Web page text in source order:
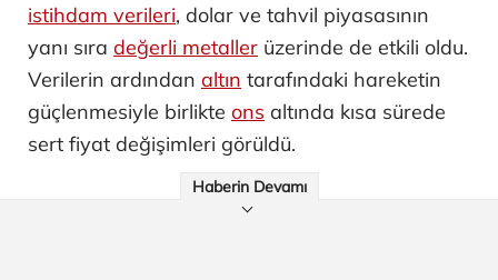
istihdam verileri, dolar ve tahvil piyasasının
yanı sıra değerli metaller üzerinde de etkili oldu.
Verilerin ardından altın tarafındaki hareketin
güçlenmesiyle birlikte ons altında kısa sürede
sert fiyat değişimleri görüldü.
Haberin Devamı